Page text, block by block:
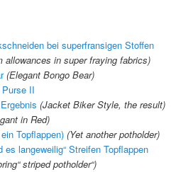
bei superfransigen Stoffen
allowances in super fraying fabrics)
(Elegant Bongo Bear)
II
(Jacket Biker Style, the result)
in Red)
Topflappen) (Yet another potholder)
es langeweilig“ Streifen Topflappen
striped potholder“)